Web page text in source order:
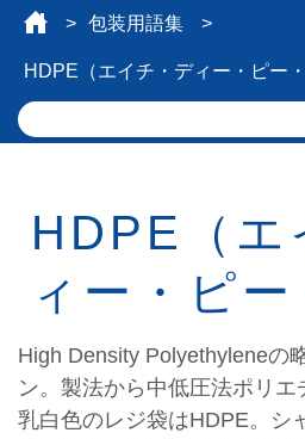
包装用語集
HDPE（エイチ・ディー・ピー・
HDPE（エ
ィー・ピー
High Density Polyethyleneの
ン。製法から中低圧法ポリエ
乳白色のレジ袋はHDPE。シ